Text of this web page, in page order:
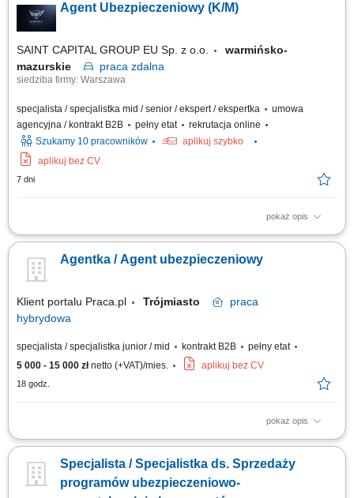
ubezpieczeń na życie, majątkowych, komunikacyjnych i dla firm.
Budowanie długofalowych relacji oraz dopasowywanie rozwiązań do
Agent Ubezpieczeniowy (K/M)
SAINT CAPITAL GROUP EU Sp. z o.o.
warmińsko-
mazurskie
praca zdalna
siedziba firmy: Warszawa
specjalista / specjalistka mid / senior / ekspert / ekspertka
umowa
agencyjna / kontrakt B2B
pełny etat
rekrutacja online
Szukamy 10 pracowników
aplikuj szybko
aplikuj bez CV
7 dni
pokaż opis
Opis stanowiska: Aktywna obsługa i cross-selling w ramach własnego
(życiowe, majątkowe, komunikacyjne, firmowe) Koncentracja na
budowaniu długofalowych relacji w obszarze ubezpieczeń na życie;
Agentka / Agent ubezpieczeniowy
Klient portalu Praca.pl Trójmiasto
praca
hybrydowa
specjalista / specjalistka junior / mid kontrakt B2B
pełny etat
5 000 - 15 000 złnetto (+VAT)/mies. aplikuj bez CV
18 godz.
pokaż opis
budowanie i rozwijanie relacji z klientami, analiza potrzeb klientów oraz
rozmów sprzedażowych i prezentowanie ofert, rozwijanie własnej bazy
klientów, dbanie o wysoką jakość obsługi oraz długofalową współpracę,
Specjalista / Specjalistka ds. Sprzedaży
programów ubezpieczeniowo-